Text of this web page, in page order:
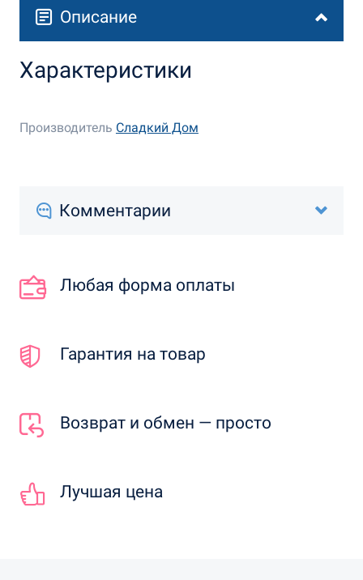
Описание
Характеристики
Производитель Сладкий Дом
Комментарии
Любая форма оплаты
Гарантия на товар
Возврат и обмен — просто
Лучшая цена